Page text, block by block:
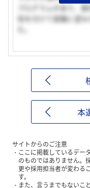
プログラムがあり、
信を付けて就職に望
本
サイトからのご注意
ここに掲載しているデー
のものではありません。
更や採用担当者が変わる
す。
また、言うまでもないこ